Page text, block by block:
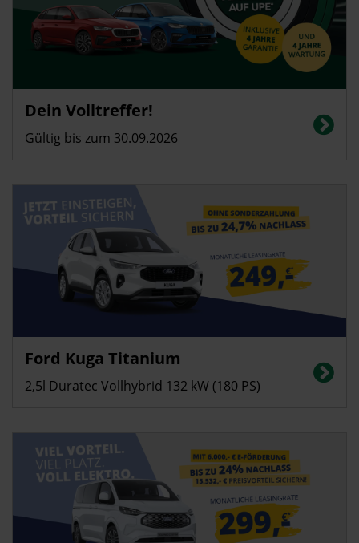
Dein Volltreffer!
Gültig bis zum 30.09.2026
Energieverbrauch in l/100 km (kombiniert): 5,3; CO2-Emissionen
(kombiniert): 122g/km; CO2-Klasse: E
Ford Kuga Titanium
2,5l Duratec Vollhybrid 132 kW (180 PS)